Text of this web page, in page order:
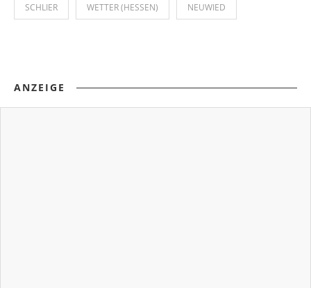
SCHLIER WETTER (HESSEN) NEUWIED
ANZEIGE